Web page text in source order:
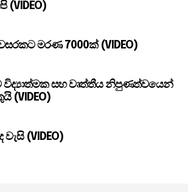
මරණ 7000ක් (VIDEO)
විද්‍යාත්මක සහ වෘත්තීය නිපුණත්වයෙන්
(VIDEO)
(VIDEO)